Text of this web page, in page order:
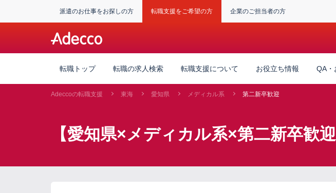
派遣のお仕事をお探しの方 転職支援をご希望の方 企業のご担当者の方
転職トップ 転職の求人検索 転職支援について お役立ち情報 QA・
Adeccoの転職支援 東海 愛知県 メディカル系 第二新卒歓迎
【愛知県×メディカル系×第二新卒歓